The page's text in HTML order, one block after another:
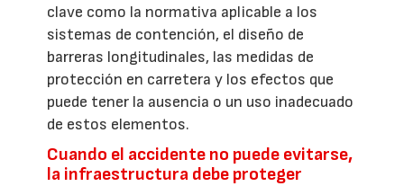
clave como la normativa aplicable a los
sistemas de contención, el diseño de
barreras longitudinales, las medidas de
protección en carretera y los efectos que
puede tener la ausencia o un uso inadecuado
de estos elementos.
Cuando el accidente no puede evitarse,
la infraestructura debe proteger